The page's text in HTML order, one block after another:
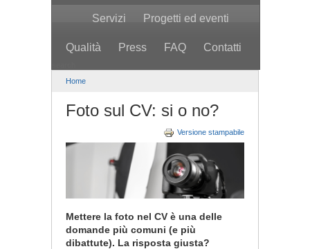
Servizi Progetti ed eventi
Qualità Press FAQ Contatti
Home
Foto sul CV: si o no?
Versione stampabile
Mettere la foto nel CV è una delle
domande più comuni (e più
dibattute). La risposta giusta?